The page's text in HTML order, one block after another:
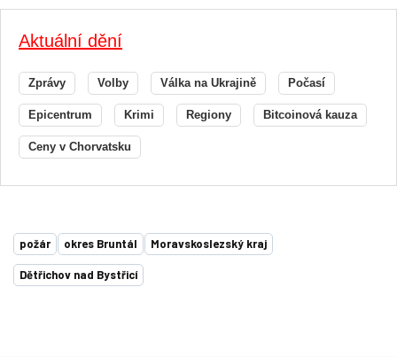
Aktuální dění
Zprávy Volby Válka na Ukrajině Počasí
Epicentrum Krimi Regiony Bitcoinová kauza
Ceny v Chorvatsku
požár okres Bruntál Moravskoslezský kraj
Dětřichov nad Bystřicí